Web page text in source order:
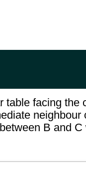
facing the
neighbour
B and